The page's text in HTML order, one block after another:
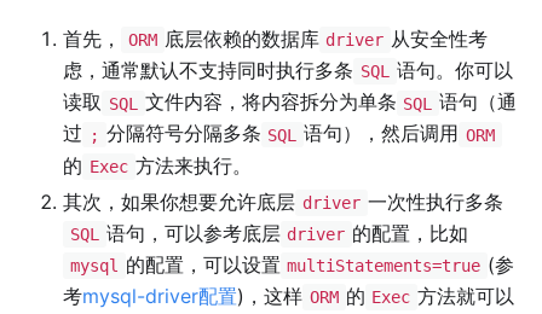
首先， ORM 底层依赖的数据库 driver 从安全性考
虑，通常默认不支持同时执行多条 SQL 语句。你可以
读取 SQL 文件内容，将内容拆分为单条 SQL
语句（通
过
; 分隔符号分隔多条 SQL 语句），然后调用 ORM
的 Exec 方法来执行。
其次，如果你想要允许底层 driver 一次性执行多条
SQL 语句，可以参考底层 driver 的配置，比如
mysql 的配置，可以设置 multiStatements=true (参
考mysql-driver配置)，这样 ORM 的 Exec 方法就可以